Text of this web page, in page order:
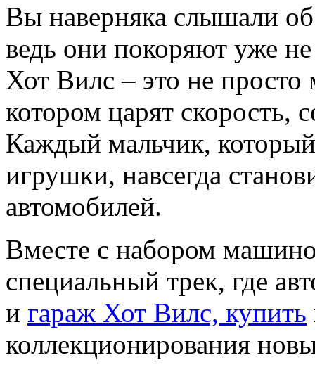
Вы наверняка слышали
ведь они покоряют уже
Хот Вилс – это не
котором царят скорость,
Каждый мальчик,
игрушки, навсегда
автомобилей.
Вместе с набором
специальный трек, где
и гараж Хот Вилс, купить
коллекционирования